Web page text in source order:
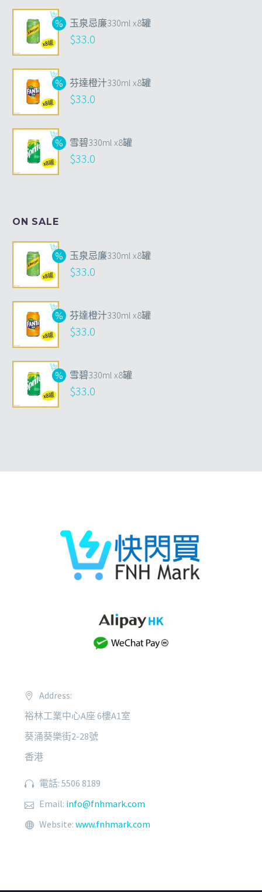
玉泉忌廉330ml x8罐
$33.0
芬達橙汁330ml x8罐
$33.0
雪碧330ml x8罐
$33.0
ON SALE
玉泉忌廉330ml x8罐
$33.0
芬達橙汁330ml x8罐
$33.0
雪碧330ml x8罐
$33.0
Address:
裕林工業中心A座 6樓A1室
葵涌葵樂街2-28號
香港
電話: 5506 8189
Email: info@fnhmark.com
Website: www.fnhmark.com